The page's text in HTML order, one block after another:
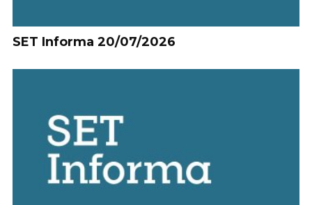
SET Informa 20/07/2026